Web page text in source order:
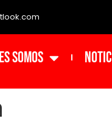
Somos